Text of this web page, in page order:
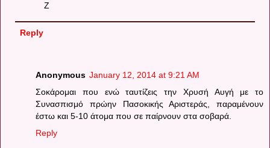
Ζ
Reply
Anonymous January 12, 2014 at 9:21 AM
Σοκάρομαι που ενώ ταυτίζεις την Χρυσή Αυγή με το
Συνασπισμό πρώην Πασοκικής Αριστεράς, παραμένουν
έστω και 5-10 άτομα που σε παίρνουν στα σοβαρά.
Reply